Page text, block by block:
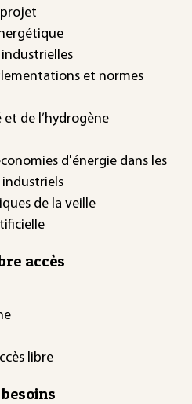
projet
et normes
et de l’hydrogène
d'énergie dans les
de la veille
accès
libre